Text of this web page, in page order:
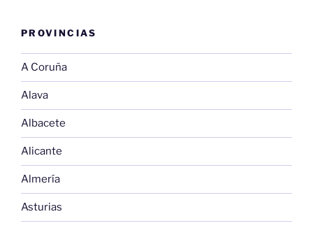
PROVINCIAS
A Coruña
Alava
Albacete
Alicante
Almería
Asturias